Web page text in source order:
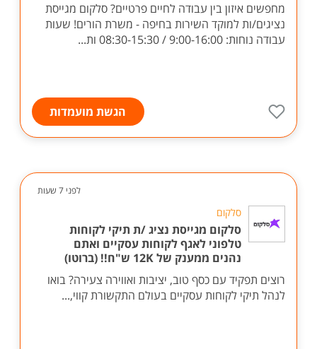
מחפשים איזון בין עבודה לחיים פרטיים? סלקום מגייסת
נציגים/ות למוקד השירות בחיפה - משרת הורים! שעות
עבודה נוחות: 9:00-16:00 / 08:30-15:30 ות...
הגשת מועמדות
לפני 7 שעות
סלקום
סלקום מגייסת נציג /ת תיקי לקוחות
טלפוני לאגף לקוחות עסקיים ואתם
נהנים ממענק של 12K ש"ח!! (ברוטו)
רוצים תפקיד עם כסף טוב, יציבות ואווירה צעירה? בואו
לנהל תיקי לקוחות עסקיים בעולם התקשורת קווי,...